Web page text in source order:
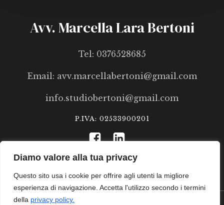
Diamo valore alla tua privacy
Questo sito usa i cookie per offrire agli utenti la migliore
esperienza di navigazione. Accetta l'utilizzo secondo i termini
della privacy policy.
Avv. Marcella Lara Bertoni
Tel: 0376528685
Email: avv.marcellabertoni@gmail.com
info.studiobertoni@gmail.com
P.IVA: 02533900201